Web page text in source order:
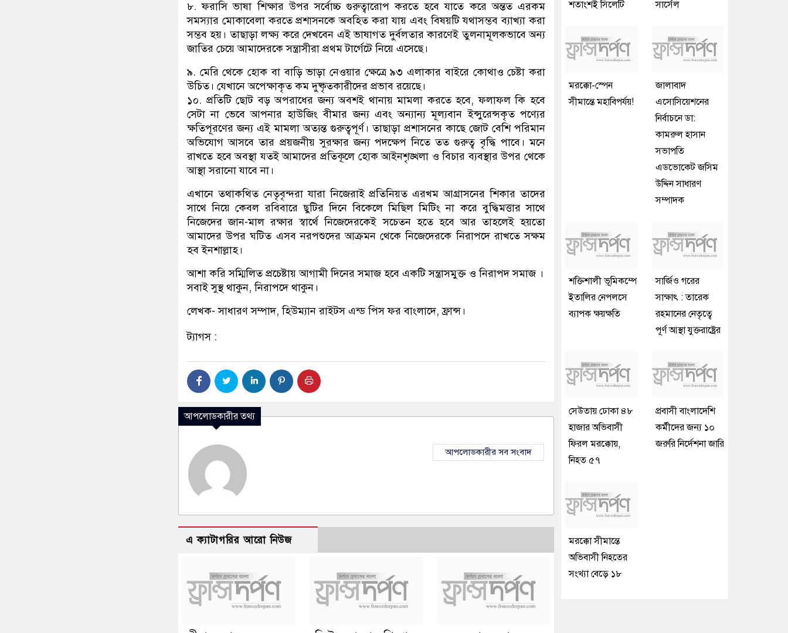
৮. ফরাসি ভাষা শিক্ষার উপর সর্বোচ্চ গুরুত্বারোপ করতে হবে যাতে করে অন্তত এরকম
সমস্যার মোকাবেলা করতে প্রশাসনকে অবহিত করা যায় এবং বিষয়টি যথাসম্ভব ব্যাখ্যা করা
সম্ভব হয়। তাছাড়া লক্ষ্য করে দেখবেন এই ভাষাগত দুর্বলতার কারণেই তুলনামূলকভাবে অন্য
জাতির চেয়ে আমাদেরকে সন্ত্রাসীরা প্রথম টার্গেটে নিয়ে এসেছে।
৯. মেরি থেকে হোক বা বাড়ি ভাড়া নেওয়ার ক্ষেত্রে ৯৩ এলাকার বাইরে কোথাও চেষ্টা করা
উচিত। যেখানে অপেক্ষাকৃত কম দুষ্কৃতকারীদের প্রভাব রয়েছে।
১০. প্রতিটি ছোট বড় অপরাধের জন্য অবশই থানায় মামলা করতে হবে, ফলাফল কি হবে
সেটা না ভেবে আপনার হাউজিং বীমার জন্য এবং অন্যান্য মূল্যবান ইন্সুরেন্সকৃত পণ্যের
ক্ষতিপূরণের জন্য এই মামলা অত্যন্ত গুরুত্বপূর্ণ। তাছাড়া প্রশাসনের কাছে জোট বেশি পরিমান
অভিযোগ আসবে তার প্রয়জনীয় সুরক্ষার জন্য পদক্ষেপ নিতে তত গুরুত্ব বৃদ্ধি পাবে। মনে
রাখতে হবে অবস্থা যতই আমাদের প্রতিকূলে হোক আইনশৃঙ্খলা ও বিচার ব্যবস্থার উপর থেকে
আস্থা সরানো যাবে না।
এখানে তথাকথিত নেতৃবৃন্দরা যারা নিজেরাই প্রতিনিয়ত এরখম আগ্রাসনের শিকার তাদের
সাথে নিয়ে কেবল রবিবারে ছুটির দিনে বিকেলে মিছিল মিটিং না করে বুদ্ধিমত্তার সাথে
নিজেদের জান-মাল রক্ষার স্বার্থে নিজেদেরকেই সচেতন হতে হবে আর তাহলেই হয়তো
আমাদের উপর ঘটিত এসব নরপশুদের আক্রমন থেকে নিজেদেরকে নিরাপদে রাখতে সক্ষম
হব ইনশাল্লাহ।
আশা করি সম্মিলিত প্রচেষ্টায় আগামী দিনের সমাজ হবে একটি সন্ত্রাসমুক্ত ও নিরাপদ সমাজ ।
সবাই সুস্থ থাকুন, নিরাপদে থাকুন।
লেখক- সাধারণ সম্পাদ, হিউম্যান রাইটস এন্ড পিস ফর বাংলাদে, ফ্রান্স।
ট্যাগস :
আপলোডকারীর তথ্য
আপলোডকারীর সব সংবাদ
এ ক্যাটাগরির আরো নিউজ
শতাংশই সিলেটি
সার্সেল
মরক্কো-স্পেন
সীমান্তে মহাবিপর্যয়!
জালাবাদ
এসোসিয়েশনের
নির্বাচনে ডা:
কামরুল হাসান
সভাপতি
এডভোকেট জসিম
উদ্দিন সাধারণ
সম্পাদক
শক্তিশালী ভূমিকম্পে
ইতালির নেপলসে
ব্যাপক ক্ষয়ক্ষতি
সার্জিও গরের
সাক্ষাৎ : তারেক
রহমানের নেতৃত্বে
পূর্ণ আস্থা যুক্তরাষ্ট্রের
সেউতায় ঢোকা ৪৮
হাজার অভিবাসী
ফিরল মরক্কোয়,
নিহত ৫৭
প্রবাসী বাংলাদেশি
কর্মীদের জন্য ১০
জরুরি নির্দেশনা জারি
মরক্কো সীমান্তে
অভিবাসী নিহতের
সংখ্যা বেড়ে ১৮